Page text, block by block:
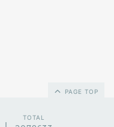
PAGE TOP
TOTAL